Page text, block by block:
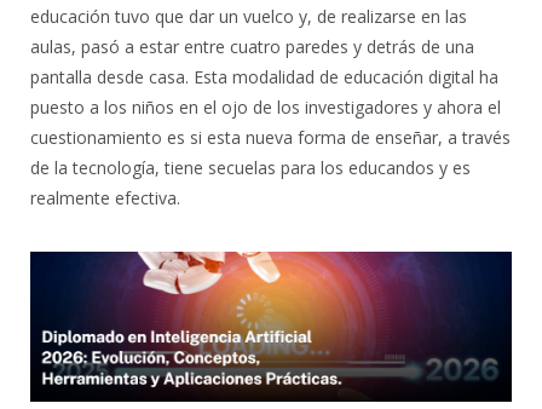
educación tuvo que dar un vuelco y, de realizarse en las
aulas, pasó a estar entre cuatro paredes y detrás de una
pantalla desde casa. Esta modalidad de educación digital ha
puesto a los niños en el ojo de los investigadores y ahora el
cuestionamiento es si esta nueva forma de enseñar, a través
de la tecnología, tiene secuelas para los educandos y es
realmente efectiva.